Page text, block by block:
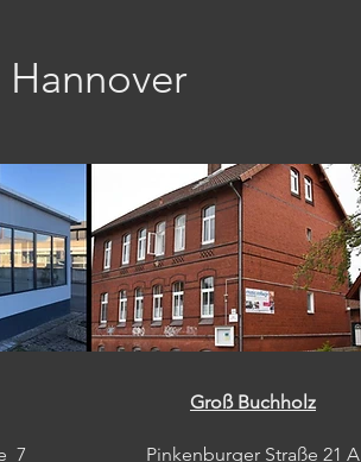
7
Groß Buchholz
Pinkenburger Straße 21 A